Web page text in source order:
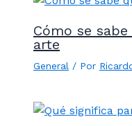
Cómo se
arte
General / Por